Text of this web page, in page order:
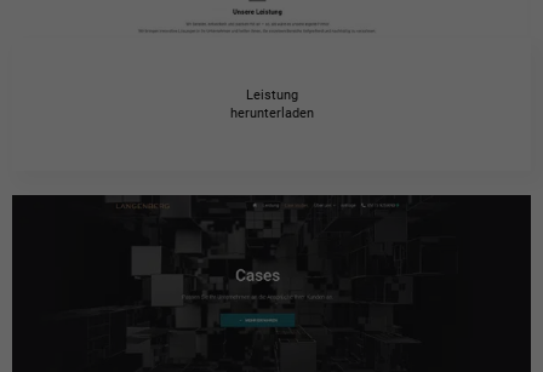
Leistung
herunterladen